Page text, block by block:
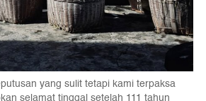
yang sulit tetapi kami terpaksa
selamat tinggal setelah 111 tahun